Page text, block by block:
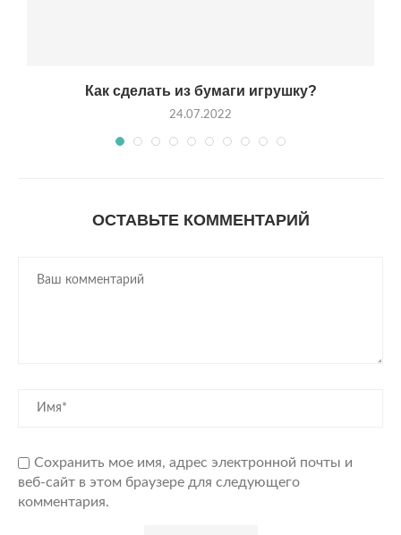
Как сделать из бумаги игрушку?
24.07.2022
ОСТАВЬТЕ КОММЕНТАРИЙ
Сохранить мое имя, адрес электронной почты и
веб-сайт в этом браузере для следующего
комментария.